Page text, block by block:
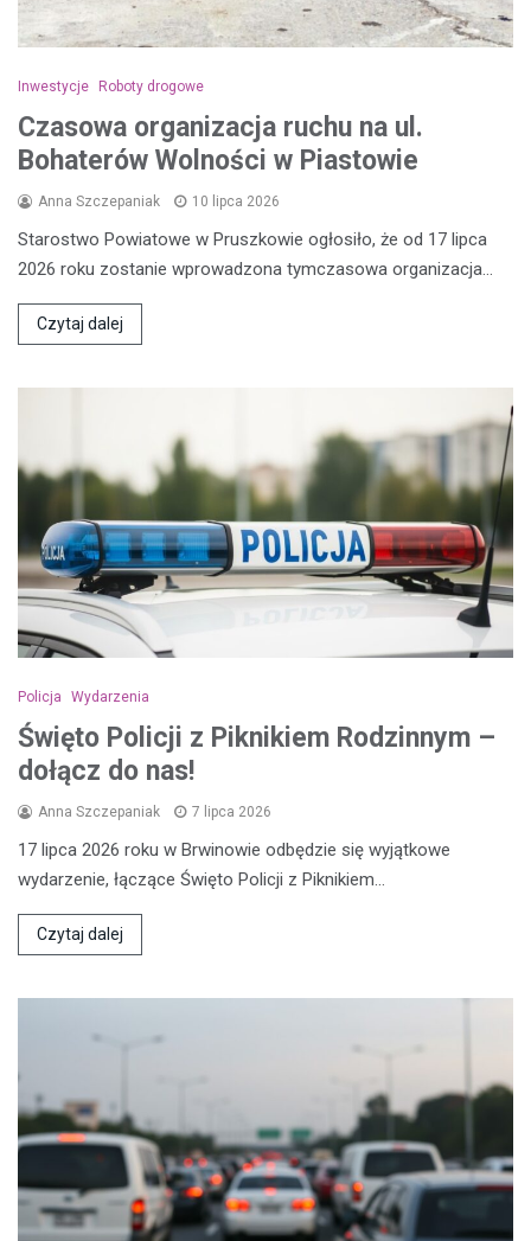
Inwestycje Roboty drogowe
Czasowa organizacja ruchu na ul.
Bohaterów Wolności w Piastowie
Anna Szczepaniak 10 lipca 2026
Starostwo Powiatowe w Pruszkowie ogłosiło, że od 17 lipca
2026 roku zostanie wprowadzona tymczasowa organizacja…
Czytaj dalej
Policja Wydarzenia
Święto Policji z Piknikiem Rodzinnym –
dołącz do nas!
Anna Szczepaniak 7 lipca 2026
17 lipca 2026 roku w Brwinowie odbędzie się wyjątkowe
wydarzenie, łączące Święto Policji z Piknikiem…
Czytaj dalej